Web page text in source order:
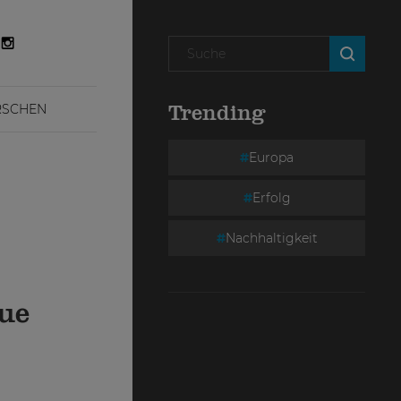
Trending
Europa
Erfolg
Nachhaltigkeit